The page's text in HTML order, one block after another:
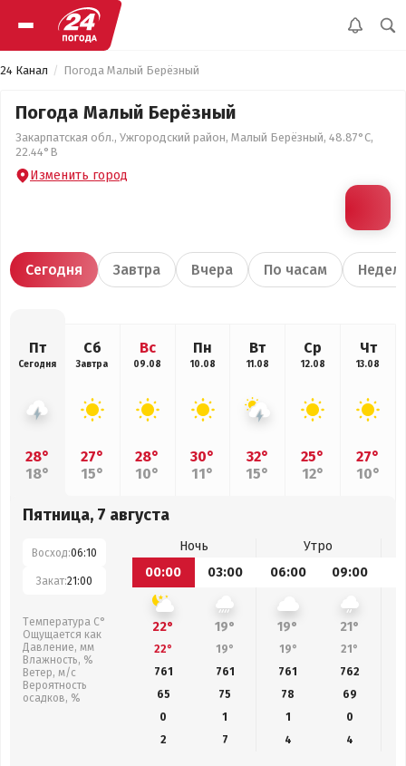
24 Канал Погода Малый Берёзный
Погода Малый Берёзный
Закарпатская обл., Ужгородский район, Малый Берёзный, 48.87°С,
22.44°В
Изменить город
Сегодня Завтра Вчера По часам
Пт
Сегодня
28°
18°
Сб
Завтра
27°
15°
Вс
09.08
28°
10°
Пн
10.08
30°
11°
Вт
11.08
32°
15°
Ср
12.08
25°
12°
Чт
13.08
27°
10°
Пятница, 7 августа
Восход:06:10
Закат:21:00
Температура С°
Ощущается как
Давление, мм
Влажность, %
Ветер, м/с
Вероятность
осадков, %
Ночь
Утро
00:00
03:00 06:00 09:00
22° 19° 19° 21°
22° 19° 19° 21°
761
761 761 762
65
75 78 69
0
1 1
0
2
7 4 4